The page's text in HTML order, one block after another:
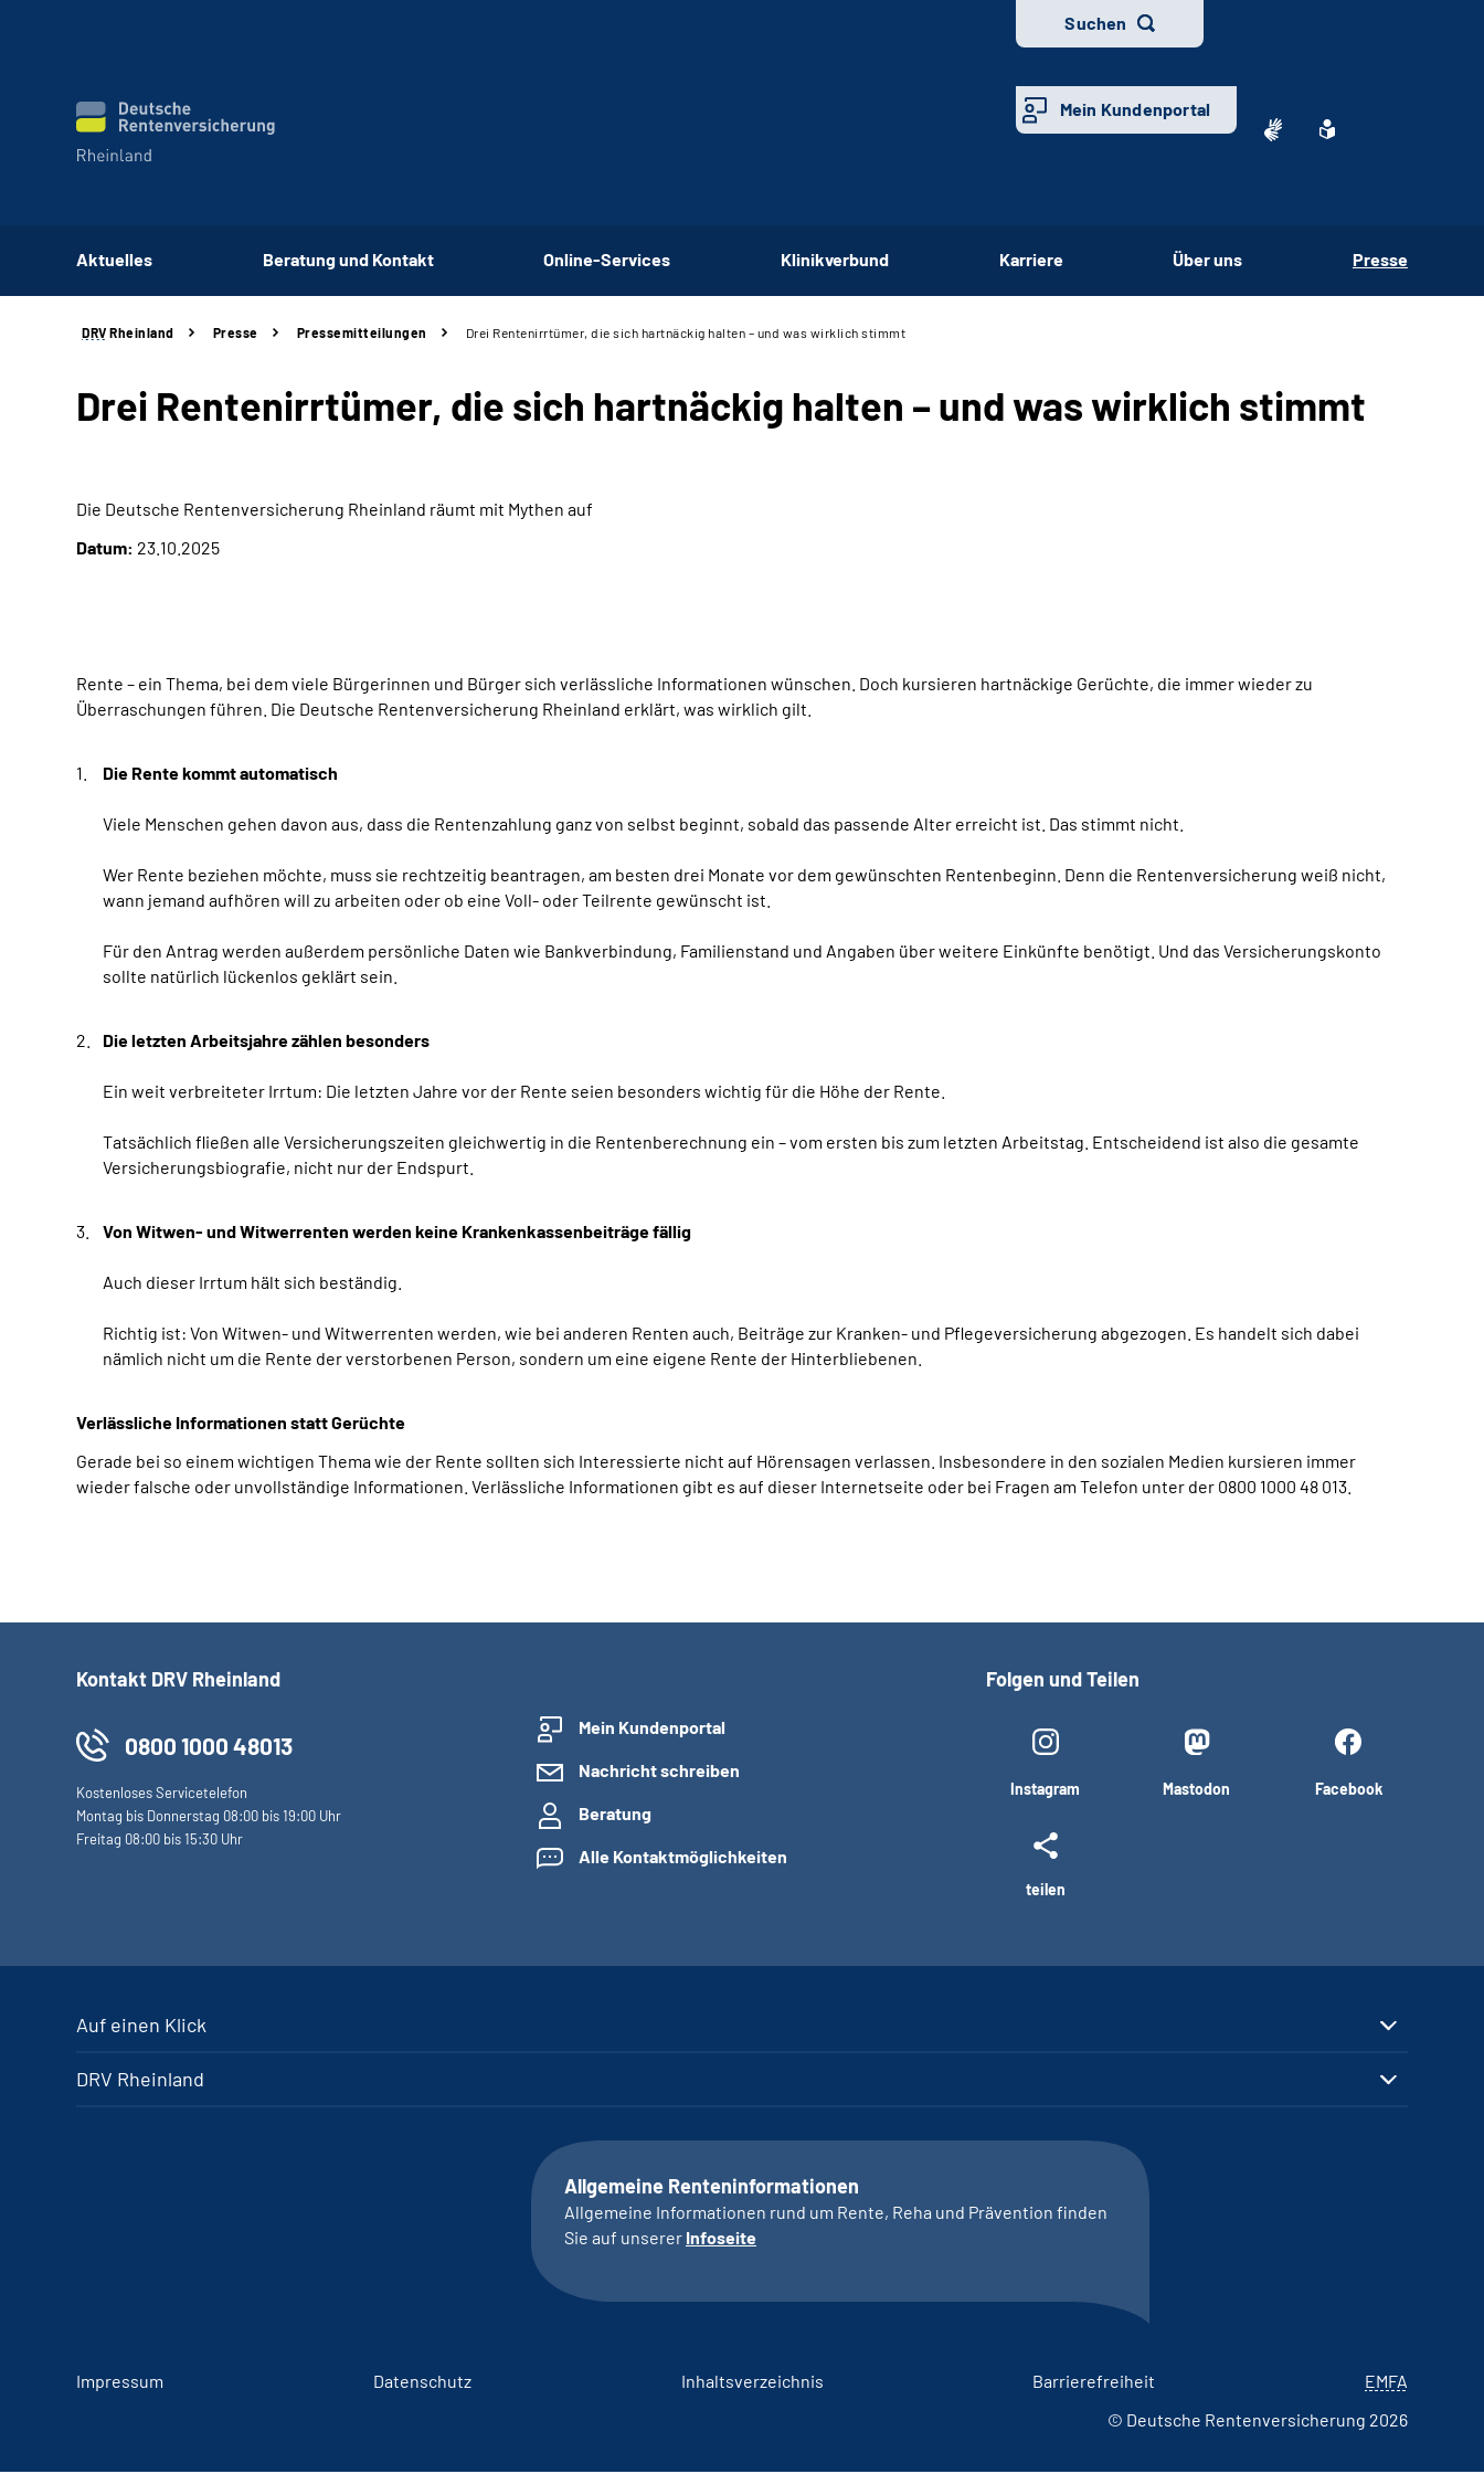
Suchen
Mein Kundenportal
Aktuelles Beratung und Kontakt Online-Services Klinikverbund Karriere Über uns Presse
DRV Rheinland Presse Pressemitteilungen Drei Rentenirrtümer, die sich hartnäckig halten – und was wirklich stimmt
Drei Rentenirrtümer, die sich hartnäckig halten – und was wirklich stimmt
Die Deutsche Rentenversicherung Rheinland räumt mit Mythen auf
Datum: 23.10.2025
Rente – ein Thema, bei dem viele Bürgerinnen und Bürger sich verlässliche Informationen wünschen. Doch kursieren hartnäckige Gerüchte, die immer wieder zu
Überraschungen führen. Die Deutsche Rentenversicherung Rheinland erklärt, was wirklich gilt.
Die Rente kommt automatisch
Viele Menschen gehen davon aus, dass die Rentenzahlung ganz von selbst beginnt, sobald das passende Alter erreicht ist. Das stimmt nicht.
Wer Rente beziehen möchte, muss sie rechtzeitig beantragen, am besten drei Monate vor dem gewünschten Rentenbeginn. Denn die Rentenversicherung weiß nicht,
wann jemand aufhören will zu arbeiten oder ob eine Voll- oder Teilrente gewünscht ist.
Für den Antrag werden außerdem persönliche Daten wie Bankverbindung, Familienstand und Angaben über weitere Einkünfte benötigt. Und das Versicherungskonto
sollte natürlich lückenlos geklärt sein.
Die letzten Arbeitsjahre zählen besonders
Ein weit verbreiteter Irrtum: Die letzten Jahre vor der Rente seien besonders wichtig für die Höhe der Rente.
Tatsächlich fließen alle Versicherungszeiten gleichwertig in die Rentenberechnung ein – vom ersten bis zum letzten Arbeitstag. Entscheidend ist also die gesamte
Versicherungsbiografie, nicht nur der Endspurt.
Von Witwen- und Witwerrenten werden keine Krankenkassenbeiträge fällig
Auch dieser Irrtum hält sich beständig.
Richtig ist: Von Witwen- und Witwerrenten werden, wie bei anderen Renten auch, Beiträge zur Kranken- und Pflegeversicherung abgezogen. Es handelt sich dabei
nämlich nicht um die Rente der verstorbenen Person, sondern um eine eigene Rente der Hinterbliebenen.
Verlässliche Informationen statt Gerüchte
Gerade bei so einem wichtigen Thema wie der Rente sollten sich Interessierte nicht auf Hörensagen verlassen. Insbesondere in den sozialen Medien kursieren immer
wieder falsche oder unvollständige Informationen. Verlässliche Informationen gibt es auf dieser Internetseite oder bei Fragen am Telefon unter der 0800 1000 48 013.
Kontakt DRV Rheinland
0800 1000 48013
Kostenloses Servicetelefon
Montag bis Donnerstag 08:00 bis 19:00 Uhr
Freitag 08:00 bis 15:30 Uhr
Mein Kundenportal
Nachricht schreiben
Beratung
Alle Kontaktmöglichkeiten
Folgen und Teilen
Instagram Mastodon Facebook
teilen
Auf einen Klick
DRV Rheinland
Allgemeine Renteninformationen
Allgemeine Informationen rund um Rente, Reha und Prävention finden
Sie auf unserer Infoseite
Impressum Datenschutz Inhaltsverzeichnis Barrierefreiheit
EMFA
© Deutsche Rentenversicherung 2026